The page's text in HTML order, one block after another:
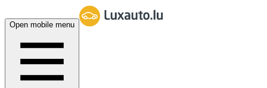
Open mobile menu